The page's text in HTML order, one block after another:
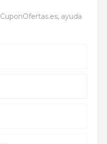
CuponOfertas.es, ayuda